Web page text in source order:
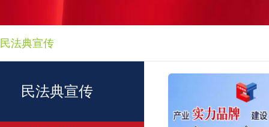
民法典宣传
民法典宣传